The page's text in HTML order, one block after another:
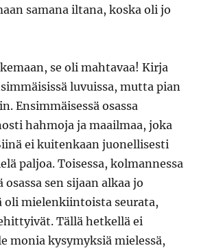
samana iltana, koska oli jo
se oli mahtavaa! Kirja
luvuissa, mutta pian
Ensimmäisessä osassa
hahmoja ja maailmaa, joka
ei kuitenkaan juonellisesti
paljoa. Toisessa, kolmannessa
osassa sen sijaan alkaa jo
oli mielenkiintoista seurata,
Tällä hetkellä ei
monia kysymyksiä mielessä,